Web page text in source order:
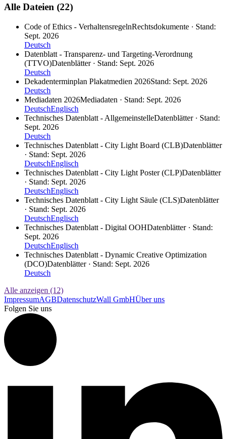
Alle Dateien (22)
Code of Ethics - VerhaltensregelnRechtsdokumente · Stand:
Sept. 2026
Deutsch
Datenblatt - Transparenz- und Targeting-Verordnung
(TTVO)Datenblätter · Stand: Sept. 2026
Deutsch
Dekadenterminplan Plakatmedien 2026Stand: Sept. 2026
Deutsch
Mediadaten 2026Mediadaten · Stand: Sept. 2026
DeutschEnglisch
Technisches Datenblatt - AllgemeinstelleDatenblätter · Stand:
Sept. 2026
Deutsch
Technisches Datenblatt - City Light Board (CLB)Datenblätter
· Stand: Sept. 2026
DeutschEnglisch
Technisches Datenblatt - City Light Poster (CLP)Datenblätter
· Stand: Sept. 2026
DeutschEnglisch
Technisches Datenblatt - City Light Säule (CLS)Datenblätter
· Stand: Sept. 2026
DeutschEnglisch
Technisches Datenblatt - Digital OOHDatenblätter · Stand:
Sept. 2026
DeutschEnglisch
Technisches Datenblatt - Dynamic Creative Optimization
(DCO)Datenblätter · Stand: Sept. 2026
Deutsch
Alle anzeigen (12)
ImpressumAGBDatenschutzWall GmbHÜber uns
Folgen Sie uns